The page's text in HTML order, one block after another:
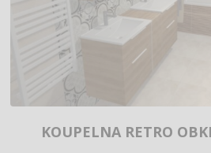
KOUPELNA RETRO